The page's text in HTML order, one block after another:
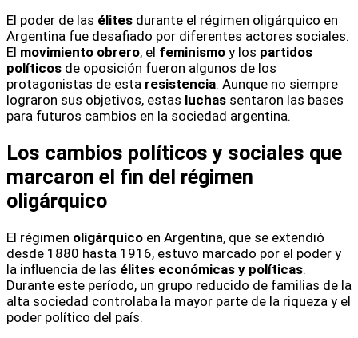
El poder de las élites durante el régimen oligárquico en
Argentina fue desafiado por diferentes actores sociales.
El movimiento obrero, el feminismo y los partidos
políticos de oposición fueron algunos de los
protagonistas de esta resistencia. Aunque no siempre
lograron sus objetivos, estas luchas sentaron las bases
para futuros cambios en la sociedad argentina.
Los cambios políticos y sociales que
marcaron el fin del régimen
oligárquico
El régimen oligárquico en Argentina, que se extendió
desde 1880 hasta 1916, estuvo marcado por el poder y
la influencia de las élites económicas y políticas.
Durante este período, un grupo reducido de familias de la
alta sociedad controlaba la mayor parte de la riqueza y el
poder político del país.